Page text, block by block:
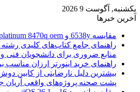
یکشنبه, آگوست 9 2026
آخرین خبرها
مقایسه 6538y و intel xeon platinum 8470q oem
راهنمای جامع کتاب‌های کلیدی رشته
منابع ضروری برای دانشجویان فنی
راهنمای خرید اینورتر ارزان مناسب
بیشترین دلیل نارضایتی از کابین
پشت صحنه پروژه‌های واقعی آریان